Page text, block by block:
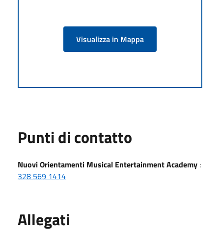
Visualizza in Mappa
Punti di contatto
Nuovi Orientamenti Musical Entertainment Academy :
328 569 1414
Allegati